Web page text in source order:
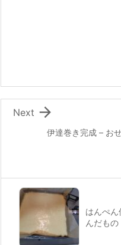
k
伊達巻き完成 – お

Next
はんぺ
んだもの